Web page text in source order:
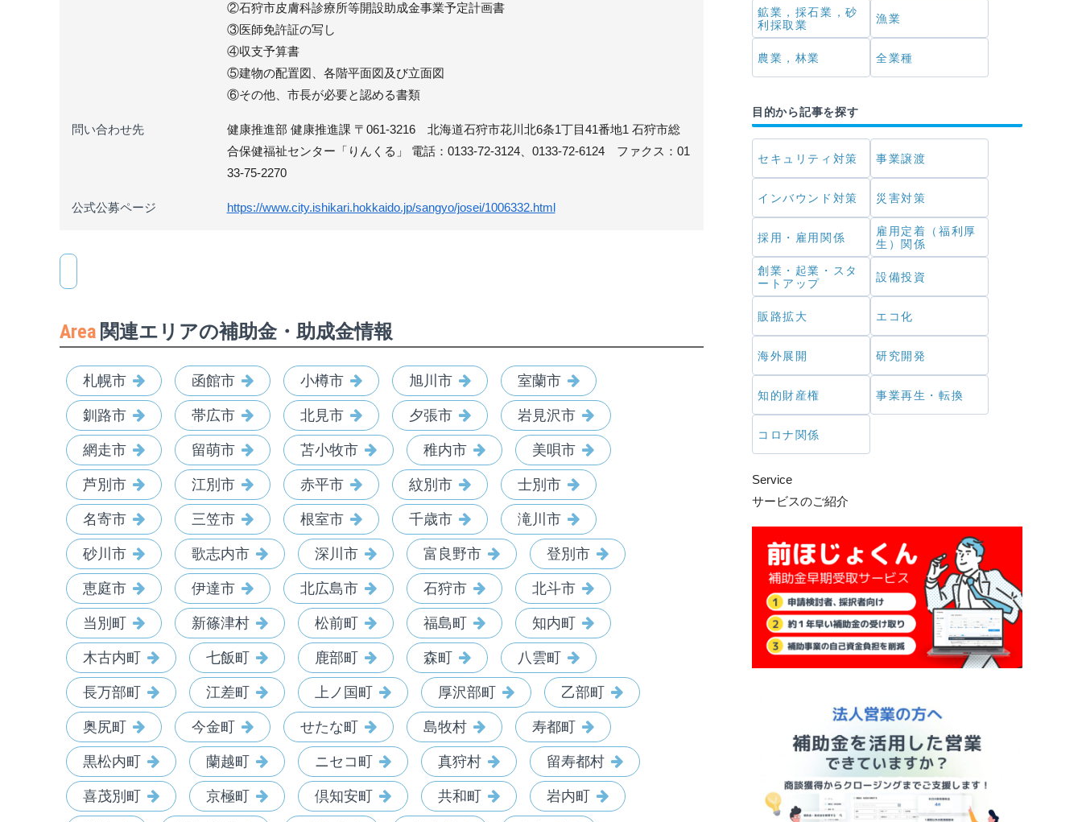
②石狩市皮膚科診療所等開設助成金事業予定計画書
③医師免許証の写し
④収支予算書
⑤建物の配置図、各階平面図及び立面図
⑥その他、市長が必要と認める書類
問い合わせ先
健康推進部 健康推進課 〒061-3216 北海道石狩市花川北6条1丁目41番地1 石狩市総
合保健福祉センター「りんくる」 電話：0133-72-3124、0133-72-6124 ファクス：01
33-75-2270
公式公募ページ https://www.city.ishikari.hokkaido.jp/sangyo/josei/1006332.html
Area 関連エリアの補助金・助成金情報
札幌市 函館市 小樽市 旭川市 室蘭市
釧路市 帯広市 北見市 夕張市 岩見沢市
網走市 留萌市 苫小牧市 稚内市 美唄市
芦別市 江別市 赤平市 紋別市 士別市
名寄市 三笠市 根室市 千歳市 滝川市
砂川市 歌志内市 深川市 富良野市 登別市
恵庭市 伊達市 北広島市 石狩市 北斗市
当別町 新篠津村 松前町 福島町 知内町
木古内町 七飯町 鹿部町 森町 八雲町
長万部町 江差町 上ノ国町 厚沢部町 乙部町
奥尻町 今金町 せたな町 島牧村 寿都町
黒松内町 蘭越町 ニセコ町 真狩村 留寿都村
喜茂別町 京極町 倶知安町 共和町 岩内町
鉱業，採石業，砂
利採取業
漁業
農業，林業 全業種
目的から記事を探す
セキュリティ対策 事業譲渡
インバウンド対策 災害対策
採用・雇用関係
雇用定着（福利厚
生）関係
創業・起業・スタ
ートアップ
設備投資
販路拡大 エコ化
海外展開 研究開発
知的財産権 事業再生・転換
コロナ関係
Service
サービスのご紹介